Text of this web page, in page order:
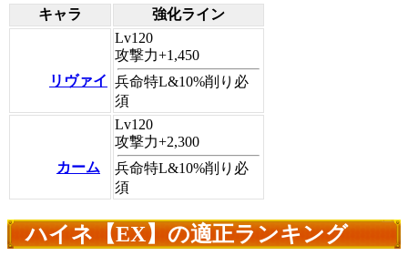
キャラ
強化ライン
リヴァイ
Lv120
攻撃力+1,450
兵命特L&10%削り必
須
カーム
Lv120
攻撃力+2,300
兵命特L&10%削り必
須
ハイネ【EX】の適正ランキング